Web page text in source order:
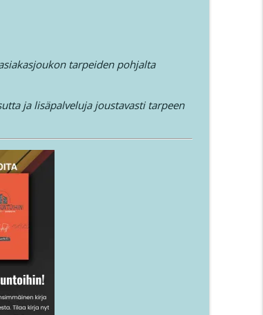
tarpeiden pohjalta
ja lisäpalveluja joustavasti tarpeen